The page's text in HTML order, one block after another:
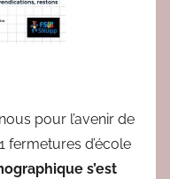
pour l’avenir de
fermetures d’école
s’est